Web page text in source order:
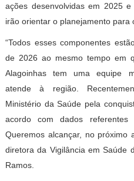
ações desenvolvidas em 2025
irão orientar o planejamento para
“Todos esses componentes
de 2026 ao mesmo tempo em
Alagoinhas tem uma equipe
atende à região.
Ministério da Saúde pela
acordo com dados
Queremos alcançar, no próximo
diretora da Vigilância em Saúde
Ramos.